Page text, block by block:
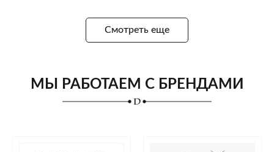
Смотреть еще
МЫ РАБОТАЕМ С БРЕНДАМИ